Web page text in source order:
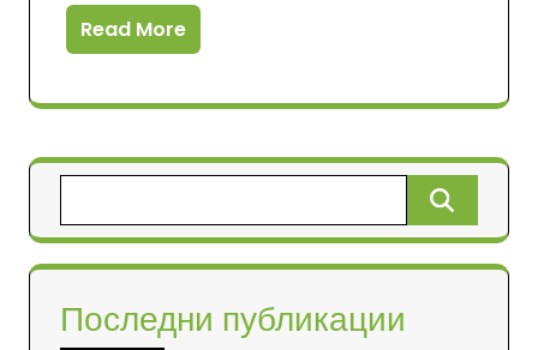
Read More
за:
Последни публикации